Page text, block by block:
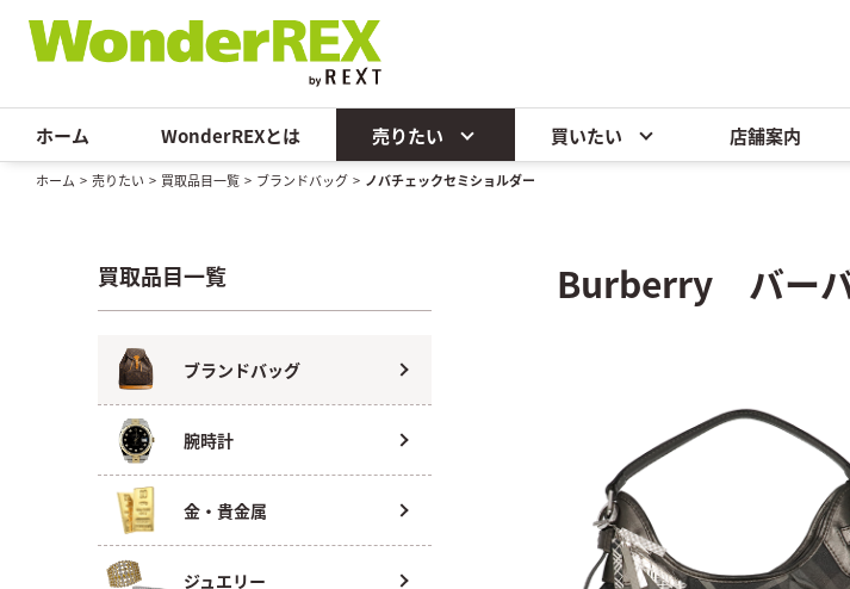
ホーム WonderREXとは 売りたい 買いたい 店舗案内
ホーム > 売りたい > 買取品目一覧 > ブランドバッグ > ノバチェックセミショルダー
買取品目一覧
ブランドバッグ
腕時計
金・貴金属
ジュエリー
Burberry バー